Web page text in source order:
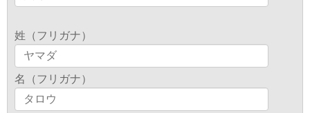
姓（フリガナ）
名（フリガナ）